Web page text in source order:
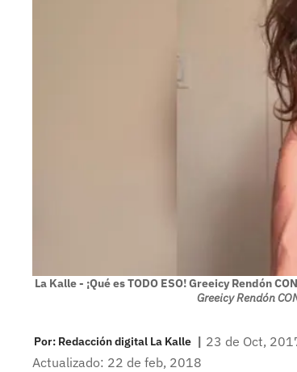
La Kalle - ¡Qué es TODO ESO! Greeicy Rendón
Greeicy Rendón
Por: Redacción digital La Kalle | 23 de Oct,
Actualizado: 22 de feb, 2018